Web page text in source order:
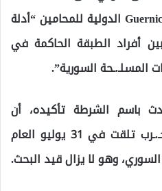
جاء بعد تقديم منظمة Guernica 37 الدولية للمحامين “أدلة
أفراد الطبقة الحاكمة في
المسلـ.ـحة السورية”.
باسم الشرطة تأكيده، أن
وحدتها المعنية بجـ.ـرائم الحـ.ـرب تلقت في 31 يوليو العام
السوري، وهو لا يزال قيد البحث.